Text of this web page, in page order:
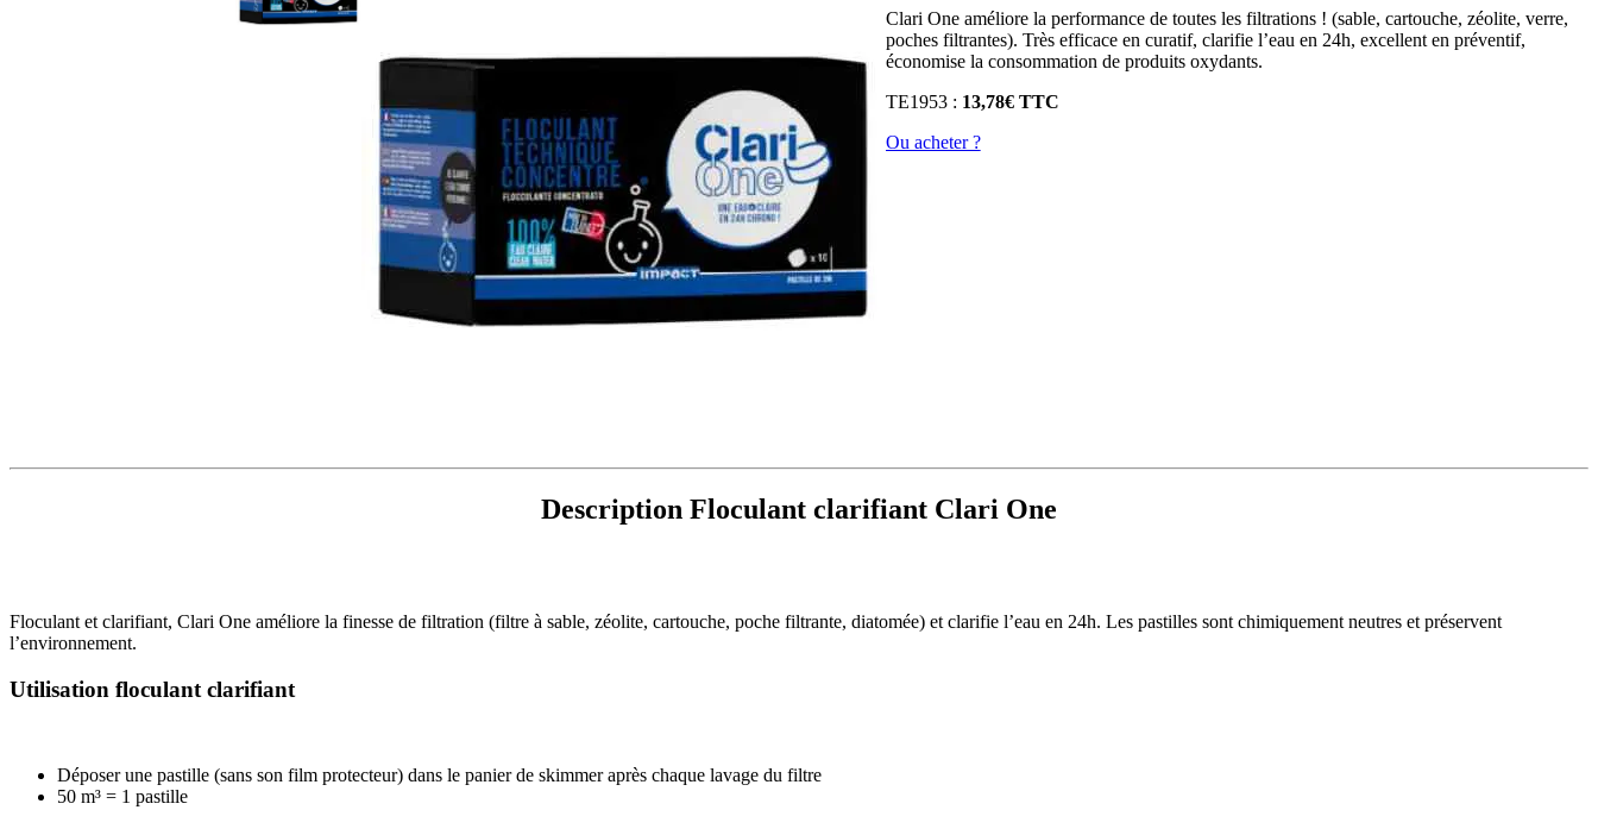
Clari One améliore la performance de toutes les filtrations ! (sable, cartouche, zéolite, verre,
poches filtrantes). Très efficace en curatif, clarifie l’eau en 24h, excellent en préventif,
économise la consommation de produits oxydants.
TE1953 : 13,78€ TTC
Ou acheter ?
Description Floculant clarifiant Clari One
Floculant et clarifiant, Clari One améliore la finesse de filtration (filtre à sable, zéolite, cartouche, poche filtrante, diatomée) et clarifie l’eau en 24h. Les pastilles sont chimiquement neutres et préservent
l’environnement.
Utilisation floculant clarifiant
Déposer une pastille (sans son film protecteur) dans le panier de skimmer après chaque lavage du filtre
50 m³ = 1 pastille